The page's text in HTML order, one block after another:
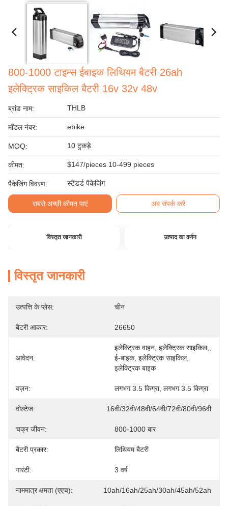
800-1000 टाइम्स ईबाइक लिथियम बैटरी 26ah
इलेक्ट्रिक साइकिल बैटरी 16v 32v 48v
ब्रांड नाम: THLB
मॉडल नंबर: ebike
MOQ: 10 टुकड़े
कीमत: $147/pieces 10-499 pieces
पैकेजिंग विवरण: स्टैंडर्ड पैकेजिंग
सबसे अच्छी कीमत पाएं अब संपर्क करें
विस्तृत जानकारी उत्पाद का वर्णन
विस्तृत जानकारी
उत्पत्ति के प्लेस: चीन
बैटरी आकार: 26650
आवेदन:
इलेक्ट्रिक वाहन, इलेक्ट्रिक साइकिल,,
ई-बाइक, इलेक्ट्रिक साइकिल,
इलेक्ट्रिक बाइक
वज़न: लगभग 3.5 किग्रा, लगभग 3.5 किग्रा
वोल्टेज: 16वी/32वी/48वी/64वी/72वी/80वी/96वी
चक्र जीवन: 800-1000 बार
बैटरी प्रकार: लिथियम बैटरी
गारंटी: 3 वर्ष
नाममात्र क्षमता (एएच): 10ah/16ah/25ah/30ah/45ah/52ah